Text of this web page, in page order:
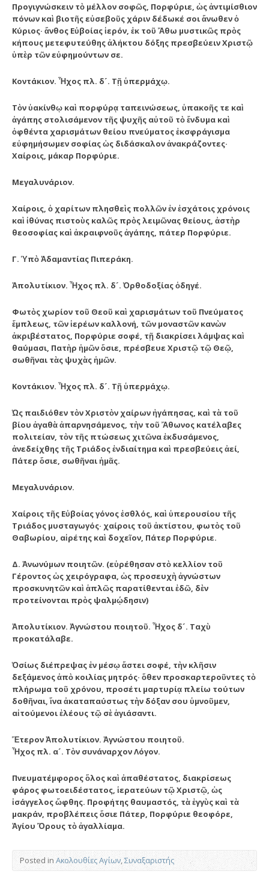
Προγιγνώσκειν τὸ μέλλον σοφῶς, Πορφύριε, ὡς ἀντιμίσθιον
πόνων καὶ βιοτῆς εὐσεβοῦς χάριν δέδωκέ σοι ἄνωθεν ὁ
Κύριος· ἄνθος Εὐβοίας ἱερόν, ἐκ τοῦ Ἄθω μυστικῶς πρὸς
κήπους μετεφυτεύθης ἀλήκτου δόξης πρεσβεύειν Χριστῷ
ὑπὲρ τῶν εὐφημούντων σε.
Κοντάκιον. Ἦχος πλ. δ´. Τῇ ὑπερμάχῳ.
Τὸν ὑακίνθῳ καὶ πορφύρᾳ ταπεινώσεως, ὑπακοῆς τε καὶ
ἀγάπης στολισάμενον τῆς ψυχῆς αὐτοῦ τὸ ἔνδυμα καὶ
ὀφθέντα χαρισμάτων θείου πνεύματος ἐκσφράγισμα
εὐφημήσωμεν σοφίας ὡς διδάσκαλον ἀνακράζοντες·
Χαίροις, μάκαρ Πορφύριε.
Μεγαλυνάριον.
Χαίροις, ὁ χαρίτων πλησθεὶς πολλῶν ἐν ἐσχάτοις χρόνοις
καὶ ἰθύνας πιστοὺς καλῶς πρὸς λειμῶνας θείους, ἀστὴρ
θεοσοφίας καὶ ἀκραιφνοῦς ἀγάπης, πάτερ Πορφύριε.
Γ. Ὑπὸ Ἀδαμαντίας Πιπεράκη.
Ἀπολυτίκιον. Ἦχος πλ. δ´. Ὀρθοδοξίας ὁδηγέ.
Φωτὸς χωρίον τοῦ Θεοῦ καὶ χαρισμάτων τοῦ Πνεύματος
ἔμπλεως, τῶν ἱερέων καλλονή, τῶν μοναστῶν κανὼν
ἀκριβέστατος, Πορφύριε σοφέ, τῇ διακρίσει λάμψας καὶ
θαύμασι, Πατὴρ ἡμῶν ὅσιε, πρέσβευε Χριστῷ τῷ Θεῷ,
σωθῆναι τὰς ψυχὰς ἡμῶν.
Κοντάκιον. Ἦχος πλ. δ´. Τῇ ὑπερμάχῳ.
Ὡς παιδιόθεν τὸν Χριστὸν χαίρων ἠγάπησας, καὶ τὰ τοῦ
βίου ἀγαθὰ ἀπαρνησάμενος, τὴν τοῦ Ἄθωνος κατέλαβες
πολιτείαν, τὸν τῆς πτώσεως χιτῶνα ἐκδυσάμενος,
ἀνεδείχθης τῆς Τριάδος ἐνδιαίτημα καὶ πρεσβεύεις ἀεί,
Πάτερ ὅσιε, σωθῆναι ἡμᾶς.
Μεγαλυνάριον.
Χαίροις τῆς Εὐβοίας γόνος ἐσθλός, καὶ ὑπερουσίου τῆς
Τριάδος μυσταγωγός· χαίροις τοῦ ἀκτίστου, φωτὸς τοῦ
Θαβωρίου, αἱρέτης καὶ δοχεῖον, Πάτερ Πορφύριε.
Δ. Ἀνωνύμων ποιητῶν. (εὑρέθησαν στὸ κελλίον τοῦ
Γέροντος ὡς χειρόγραφα, ὡς προσευχὴ ἀγνώστων
προσκυνητῶν καὶ ἁπλῶς παρατίθενται ἐδῶ, δὲν
προτείνονται πρὸς ψαλμῴδησιν)
Ἀπολυτίκιον. Ἀγνώστου ποιητοῦ. Ἦχος δ´. Ταχὺ
προκατάλαβε.
Ὁσίως διέπρεψας ἐν μέσῳ ἄστει σοφέ, τὴν κλῆσιν
δεξάμενος ἀπὸ κοιλίας μητρός· ὅθεν προσκαρτεροῦντες τὸ
πλήρωμα τοῦ χρόνου, προσέτι μαρτυρίᾳ πλείω τούτων
δοθῆναι, ἵνα ἀκαταπαύστως τὴν δόξαν σου ὑμνοῦμεν,
αἰτούμενοι ἐλέους τῷ σὲ ἁγιάσαντι.
Ἕτερον Ἀπολυτίκιον. Ἀγνώστου ποιητοῦ.
Ἦχος πλ. α´. Τὸν συνάναρχον Λόγον.
Πνευματέμφορος ὅλος καὶ ἀπαθέστατος, διακρίσεως
φάρος φωτοειδέστατος, ἱερατεύων τῷ Χριστῷ, ὡς
ἰσάγγελος ὤφθης. Προφήτης θαυμαστός, τὰ ἐγγὺς καὶ τὰ
μακράν, προβλέπεις ὅσιε Πάτερ, Πορφύριε θεοφόρε,
Ἁγίου Ὄρους τὸ ἀγαλλίαμα.
Posted in Ακολουθίες Αγίων,Συναξαριστής